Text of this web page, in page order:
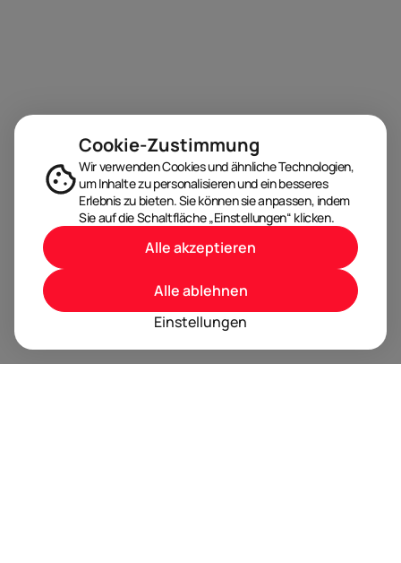
Cookie-Zustimmung
Wir verwenden Cookies und ähnliche Technologien,
um Inhalte zu personalisieren und ein besseres
Erlebnis zu bieten. Sie können sie anpassen, indem
Sie auf die Schaltfläche „Einstellungen“ klicken.
Einstellungen
Alle ablehnen
Alle akzeptieren